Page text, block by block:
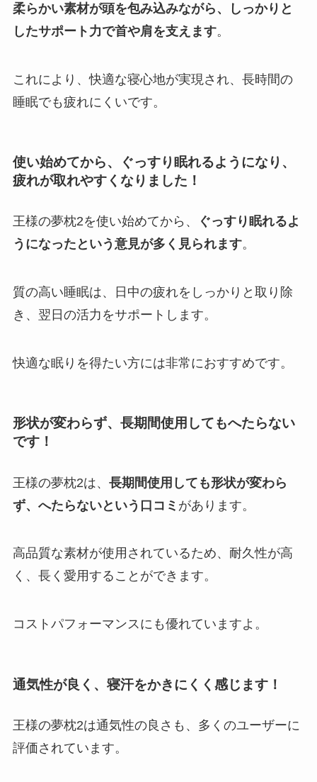
柔らかい素材が頭を包み込みながら、しっかりと
したサポート力で首や肩を支えます。
これにより、快適な寝心地が実現され、長時間の
睡眠でも疲れにくいです。
使い始めてから、ぐっすり眠れるようになり、
疲れが取れやすくなりました！
王様の夢枕2を使い始めてから、
ぐっすり眠れるよ
うになったという意見が多く見られます。
質の高い睡眠は、日中の疲れをしっかりと取り除
き、翌日の活力をサポートします。
快適な眠りを得たい方には非常におすすめです。
形状が変わらず、長期間使用してもへたらない
です！
王様の夢枕2は、 長期間使用しても形状が変わら
ず、へたらないという口コミ があります。
高品質な素材が使用されているため、耐久性が高
く、長く愛用することができます。
コストパフォーマンスにも優れていますよ。
通気性が良く、寝汗をかきにくく感じます！
王様の夢枕2は通気性の良さも、多くのユーザーに
評価されています。